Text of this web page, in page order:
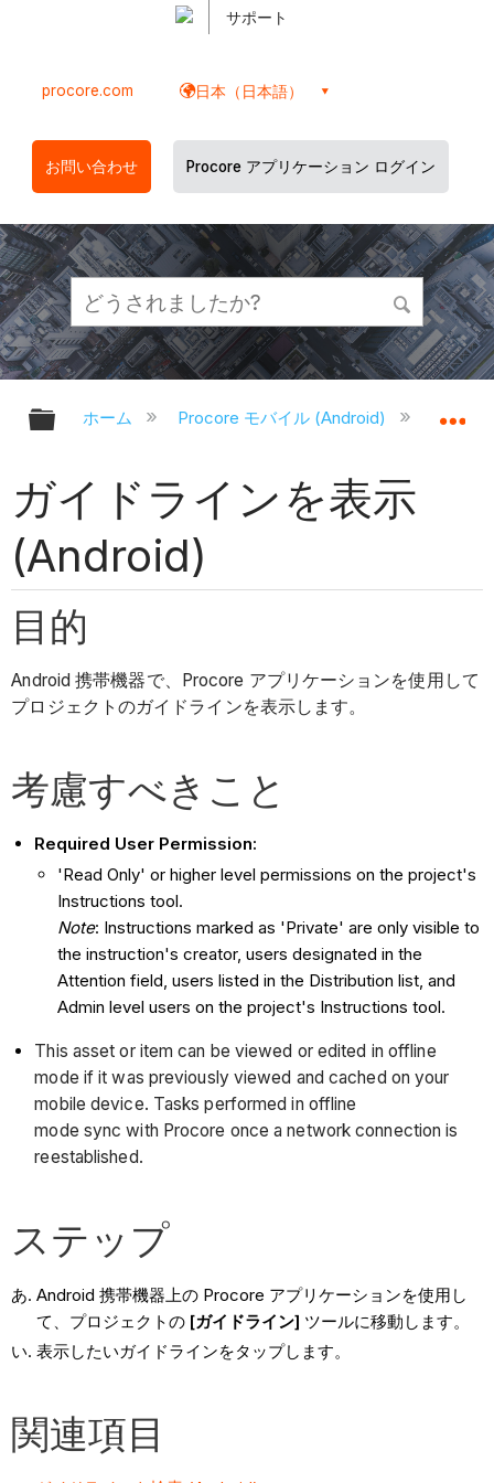
サポート
procore.com 日本（日本語）
お問い合わせ Procore アプリケーション ログイン
グローバル階層を展開/折りたたむ
ホーム Procore モバイル (Android)
ガイドラインを表示
(Android)
目的
Android 携帯機器で、Procore アプリケーションを使用して
プロジェクトのガイドラインを表示します。
考慮すべきこと
Required User Permission:
'Read Only' or higher level permissions on the project's
Instructions tool.
Note: Instructions marked as 'Private' are only visible to
the instruction's creator, users designated in the
Attention field, users listed in the Distribution list, and
Admin level users on the project's Instructions tool.
This asset or item can be viewed or edited in offline
mode if it was previously viewed and cached on your
mobile device. Tasks performed in offline
mode sync with Procore once a network connection is
reestablished.
ステップ
Android 携帯機器上の Procore アプリケーションを使用し
て、プロジェクトの [ガイドライン] ツールに移動します。
表示したいガイドラインをタップします。
関連項目